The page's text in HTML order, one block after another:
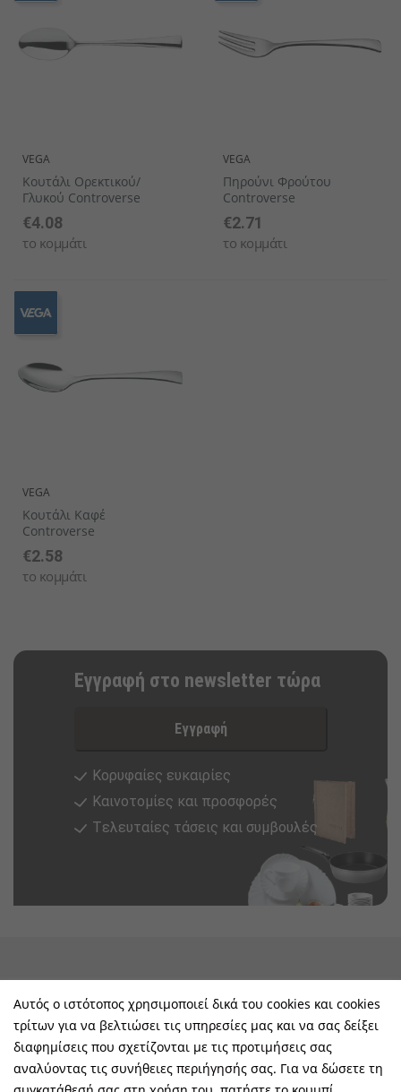
VEGA
Κουτάλι Ορεκτικού/
Γλυκού Controverse
€4.08
το κομμάτι
VEGA
Πηρούνι Φρούτου
Controverse
€2.71
το κομμάτι
VEGA
Κουτάλι Καφέ
Controverse
€2.58
το κομμάτι
Εγγραφή στο newsletter τώρα
Εγγραφή
Κορυφαίες ευκαιρίες
Καινοτομίες και προσφορές
Tελευταίες τάσεις και συμβουλές
keyboard_arrow_down
E-Shop keyboard_arrow_down
Τα Οφέλη Σας Μαζί Μας keyboard_arrow_down
Αυτός ο ιστότοπος χρησιμοποιεί δικά του cookies και cookies
τρίτων για να βελτιώσει τις υπηρεσίες μας και να σας δείξει
διαφημίσεις που σχετίζονται με τις προτιμήσεις σας
αναλύοντας τις συνήθειες περιήγησής σας. Για να δώσετε τη